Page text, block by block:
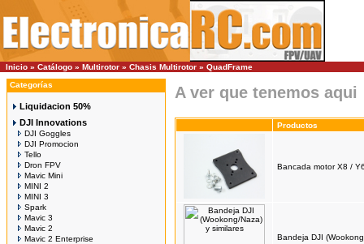
Inicio » Catálogo » Multirotor » Chasis Multirotor » QuadFrame
Categorías
Liquidacion 50%
DJI Innovations
DJI Goggles
DJI Promocion
Tello
Dron FPV
Mavic Mini
MINI 2
MINI 3
Spark
Mavic 3
Mavic 2
Mavic 2 Enterprise
A ver que tenemos aqui
Productos
Bancada motor X8 /
Bandeja DJI